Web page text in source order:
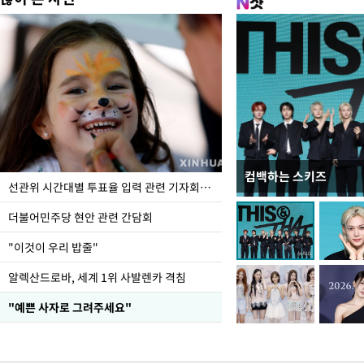
선관위 시간대별 투표율 입력 관련 기자회견하는 주진우 의원
더불어민주당 현안 관련 간담회
"이것이 우리 밥줄"
알렉산드로바, 세계 1위 사발렌카 격침
"예쁜 사자로 그려주세요"
컴백하는 스키즈
이번주 국회에는 무